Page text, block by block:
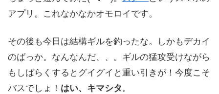
アプリ。これなかなかオモロイです。
その後も今日は結構ギルを釣ったな。しかもデカイ
のばっか。なんなんだ、、。ギルの猛攻受けながら
もしばらくするとグイグイと重い引きが！今度こそ
バスでしょ！ はい、キマシタ。